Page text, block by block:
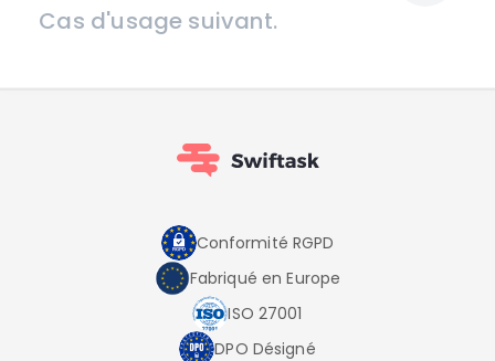
Cas d'usage suivant.
Conformité RGPD
Fabriqué en Europe
ISO 27001
DPO Désigné